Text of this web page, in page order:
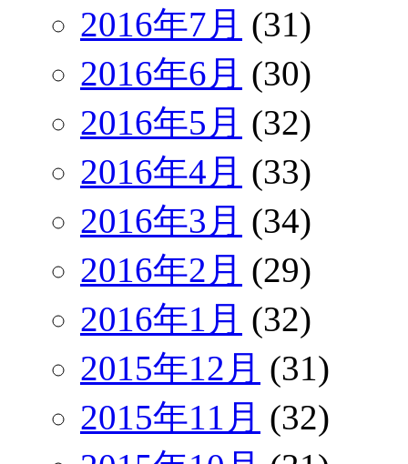
2016年7月 (31)
2016年6月 (30)
2016年5月 (32)
2016年4月 (33)
2016年3月 (34)
2016年2月 (29)
2016年1月 (32)
2015年12月 (31)
2015年11月 (32)